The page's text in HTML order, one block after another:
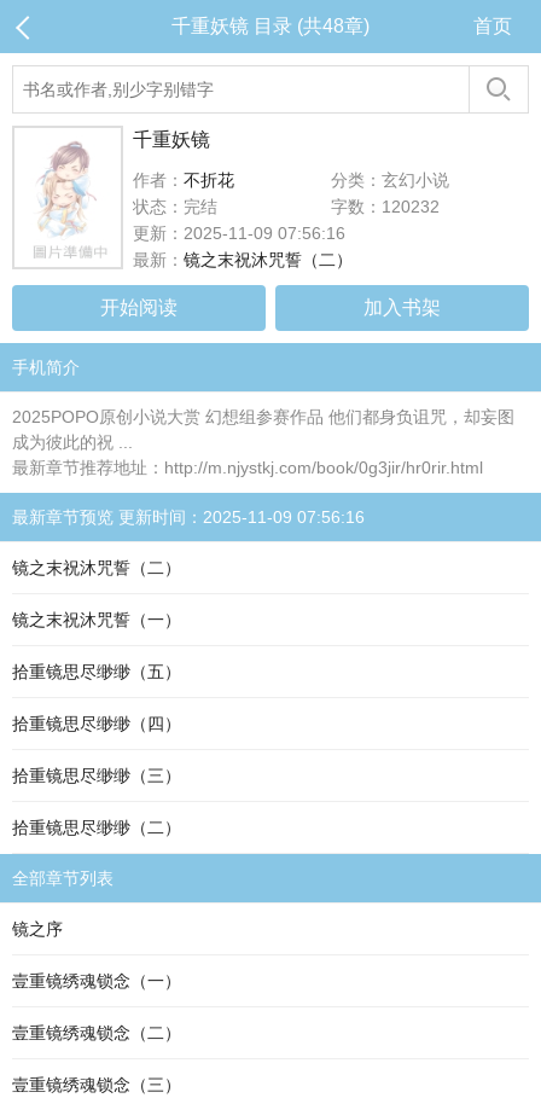
千重妖镜 目录 (共48章) 首页
千重妖镜
作者： 不折花
分类：玄幻小说
状态：完结
字数：120232
更新：2025-11-09 07:56:16
最新： 镜之末祝沐咒誓（二）
开始阅读 加入书架
手机简介
2025POPO原创小说大赏 幻想组参赛作品 他们都身负诅咒，却妄图
成为彼此的祝 ...
最新章节推荐地址：http://m.njystkj.com/book/0g3jir/hr0rir.html
最新章节预览 更新时间：2025-11-09 07:56:16
镜之末祝沐咒誓（二）
镜之末祝沐咒誓（一）
拾重镜思尽缈缈（五）
拾重镜思尽缈缈（四）
拾重镜思尽缈缈（三）
拾重镜思尽缈缈（二）
全部章节列表
镜之序
壹重镜绣魂锁念（一）
壹重镜绣魂锁念（二）
壹重镜绣魂锁念（三）